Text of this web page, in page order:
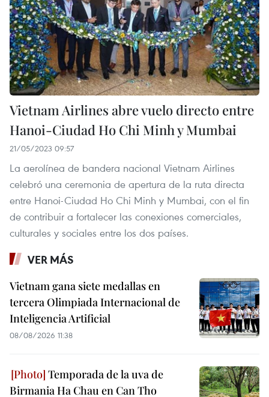
Vietnam Airlines abre vuelo directo entre
Hanoi-Ciudad Ho Chi Minh y Mumbai
21/05/2023 09:57
La aerolínea de bandera nacional Vietnam Airlines
celebró una ceremonia de apertura de la ruta directa
entre Hanoi-Ciudad Ho Chi Minh y Mumbai, con el fin
de contribuir a fortalecer las conexiones comerciales,
culturales y sociales entre los dos países.
VER MÁS
Vietnam gana siete medallas en
tercera Olimpiada Internacional de
Inteligencia Artificial
08/08/2026 11:38
Temporada de la uva de
Birmania Ha Chau en Can Tho